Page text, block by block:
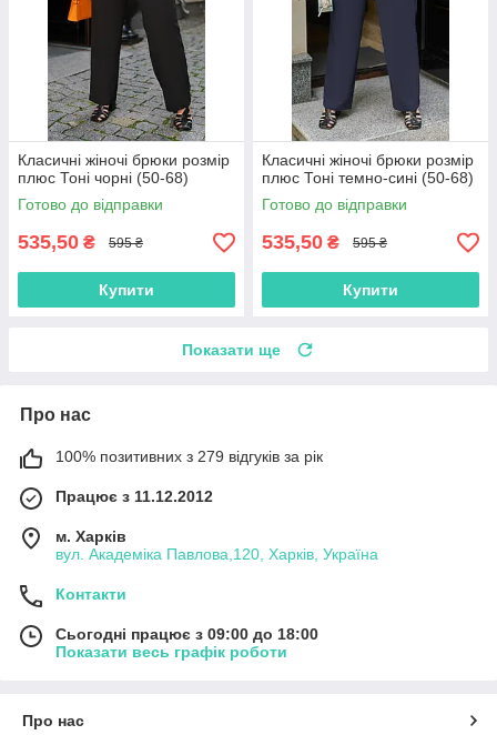
Класичні жіночі брюки розмір
плюс Тоні чорні (50-68)
Готово до відправки
535,50 ₴ 595 ₴
Купити
Класичні жіночі брюки розмір
плюс Тоні темно-сині (50-68)
Готово до відправки
535,50 ₴ 595 ₴
Купити
Показати ще
Про нас
100% позитивних з 279 відгуків за рік
Працює з 11.12.2012
м. Харків
вул. Академіка Павлова,120, Харків, Україна
Контакти
Сьогодні працює з 09:00 до 18:00
Показати весь графік роботи
Про нас